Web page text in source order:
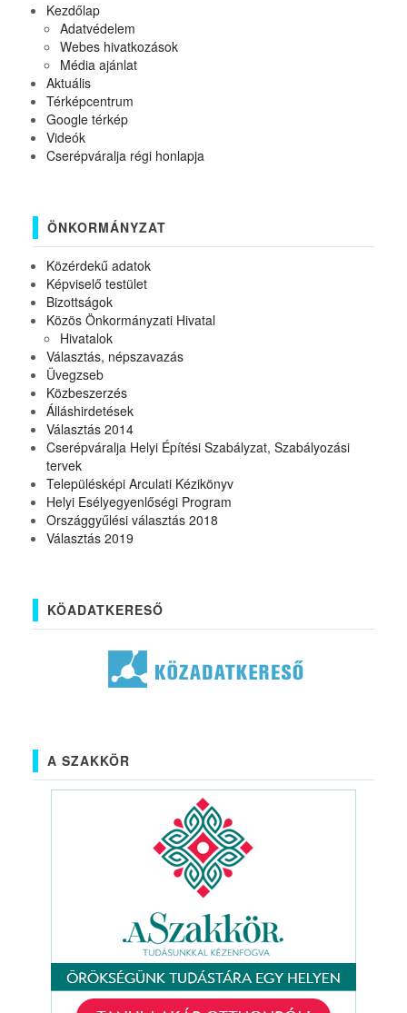
Kezdőlap
Adatvédelem
Webes hivatkozások
Média ajánlat
Aktuális
Térképcentrum
Google térkép
Videók
Cserépváralja régi honlapja
ÖNKORMÁNYZAT
Közérdekű adatok
Képviselő testület
Bizottságok
Közös Önkormányzati Hivatal
Hivatalok
Választás, népszavazás
Üvegzseb
Közbeszerzés
Álláshirdetések
Választás 2014
Cserépváralja Helyi Építési Szabályzat, Szabályozási
tervek
Településképi Arculati Kézikönyv
Helyi Esélyegyenlőségi Program
Országgyűlési választás 2018
Választás 2019
KÖADATKERESŐ
A SZAKKÖR